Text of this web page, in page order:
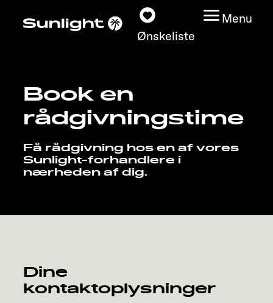
Ønskeliste
Menu
Modeller
Find din Sunlight
Service
Book en
rådgivningstime
Få rådgivning hos en af vores
Sunlight-forhandlere i
nærheden af dig.
Dine
kontaktoplysninger